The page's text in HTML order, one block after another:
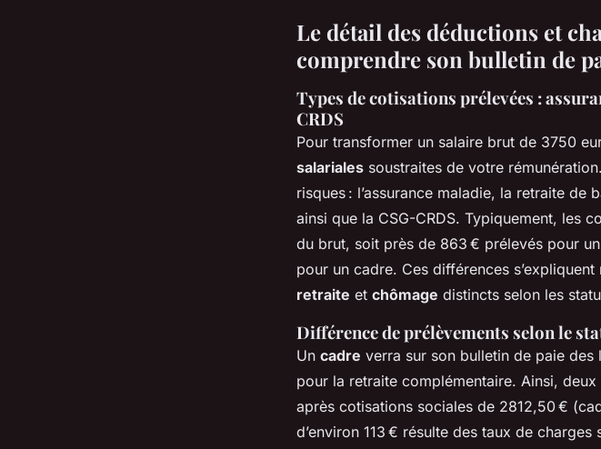
Le détail des déductions et
comprendre son bulletin de
Types de cotisations prélevées :
CRDS
Pour transformer un salaire brut de 3750
salariales soustraites de votre
risques : l’assurance maladie, la retraite de
ainsi que la CSG-CRDS. Typiquement, les
du brut, soit près de 863 € prélevés pour
pour un cadre. Ces différences
retraite et chômage distincts selon les
Différence de prélèvements selon le
Un cadre verra sur son bulletin de paie
pour la retraite complémentaire. Ainsi,
après cotisations sociales de 2812,50 €
d’environ 113 € résulte des taux de charges